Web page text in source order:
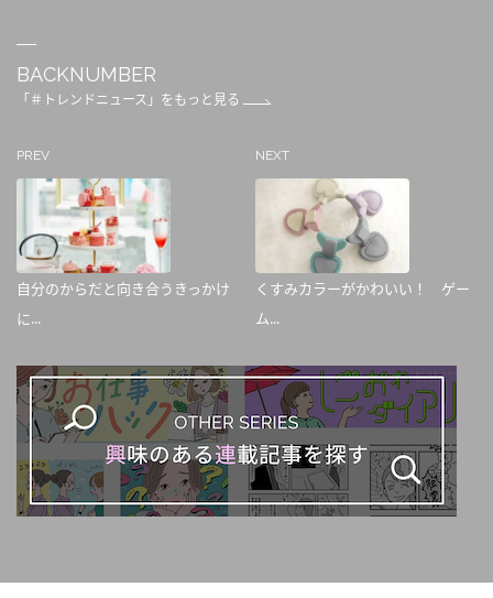
BACKNUMBER
「＃トレンドニュース」をもっと見る
PREV
自分のからだと向き合うきっかけ
に...
NEXT
くすみカラーがかわいい！ ゲー
ム...